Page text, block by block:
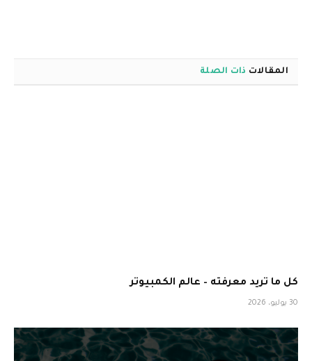
المقالات ذات الصلة
كل ما تريد معرفته – عالم الكمبيوتر
30 يوليو، 2026